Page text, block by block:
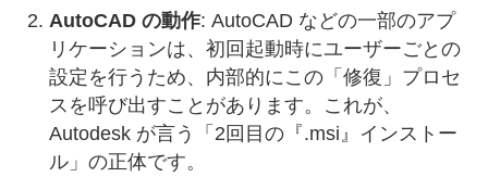
AutoCAD の動作: AutoCAD などの一部のアプ
リケーションは、初回起動時にユーザーごとの
設定を行うため、内部的にこの「修復」プロセ
スを呼び出すことがあります。これが、
Autodesk が言う「2回目の『.msi』インストー
ル」の正体です。